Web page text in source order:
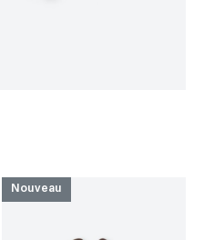
Nouveau